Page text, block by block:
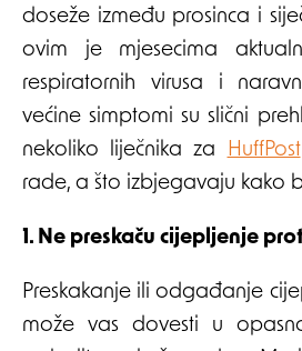
doseže između prosinca i
ovim je mjesecima
respiratornih virusa i
većine simptomi su slični
nekoliko liječnika za HuffPost
rade, a što izbjegavaju kako
1. Ne preskaču cijepljenje
Preskakanje ili odgađanje
može vas dovesti u